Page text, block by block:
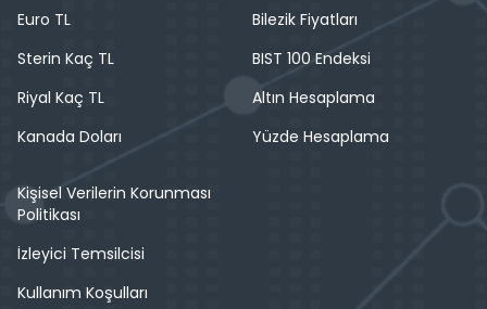
Euro TL
Sterin Kaç TL
Riyal Kaç TL
Kanada Doları
Bilezik Fiyatları
BIST 100 Endeksi
Altın Hesaplama
Yüzde Hesaplama
Kişisel Verilerin Korunması
Politikası
İzleyici Temsilcisi
Kullanım Koşulları